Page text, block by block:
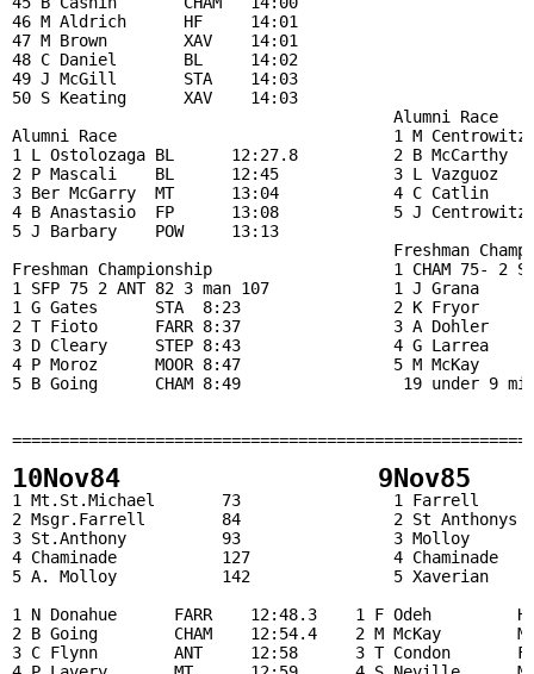
46 M Aldrich      HF     14:01
47 M Brown        XAV    14:01
48 C Daniel       BL     14:02
49 J McGill       STA    14:03
50 S Keating      XAV    14:03
Alumni Race
Alumni Race                             1 M
1 L Ostolozaga BL      12:27.8          2 B McCarthy
2 P Mascali    BL      12:45            3 L Vazguoz
3 Ber McGarry  MT      13:04            4 C Catlin
4 B Anastasio  FP      13:08            5 J
5 J Barbary    POW     13:13
Freshman
Freshman Championship                   1 CHAM 75- 2
1 SFP 75 2 ANT 82 3 man 107             1 J Grana
1 G Gates      STA  8:23                2 K Fryor
2 T Fioto      FARR 8:37                3 A Dohler
3 D Cleary     STEP 8:43                4 G Larrea
4 P Moroz      MOOR 8:47                5 M McKay
5 B Going      CHAM 8:49                 19 under 9
10Nov84 9Nov85
1 Mt.St.Michael       73                1 Farrell
2 Msgr.Farrell        84                2 St
3 St.Anthony          93                3 Molloy
4 Chaminade           127               4 Chaminade
5 A. Molloy           142               5 Xaverian
1 N Donahue      FARR    12:48.3    1 F Odeh
2 B Going        CHAM    12:54.4    2 M McKay
3 C Flynn        ANT     12:58      3 T Condon